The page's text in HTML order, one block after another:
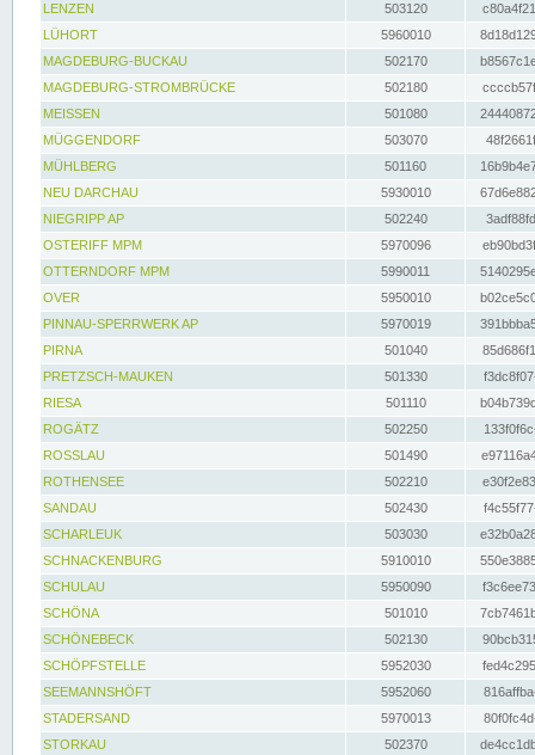
LENZEN
503120
LÜHORT
5960010
MAGDEBURG-BUCKAU
502170
MAGDEBURG-STROMBRÜCKE
502180
MEISSEN
501080
MÜGGENDORF
503070
MÜHLBERG
501160
NEU DARCHAU
5930010
NIEGRIPP AP
502240
OSTERIFF MPM
5970096
OTTERNDORF MPM
5990011
OVER
5950010
PINNAU-SPERRWERK AP
5970019
PIRNA
501040
PRETZSCH-MAUKEN
501330
RIESA
501110
ROGÄTZ
502250
ROSSLAU
501490
ROTHENSEE
502210
SANDAU
502430
SCHARLEUK
503030
SCHNACKENBURG
5910010
SCHULAU
5950090
SCHÖNA
501010
SCHÖNEBECK
502130
SCHÖPFSTELLE
5952030
SEEMANNSHÖFT
5952060
STADERSAND
5970013
STORKAU
502370